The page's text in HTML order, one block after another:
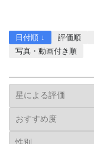
日付順 ↓ 評価順
写真・動画付き順